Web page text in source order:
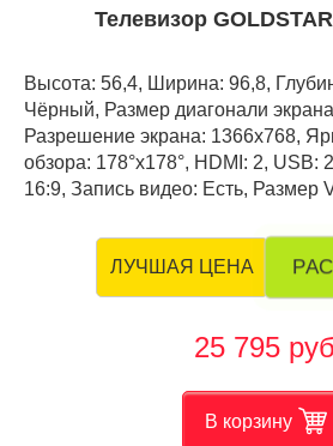
Телевизор
Высота: 56,4, Ширина: 96,8,
Чёрный, Размер диагонали
Разрешение экрана: 1366x768,
обзора: 178°x178°, HDMI: 2, USB:
16:9, Запись видео: Есть, Размер
ЛУЧШАЯ ЦЕНА
25 795
В корзину